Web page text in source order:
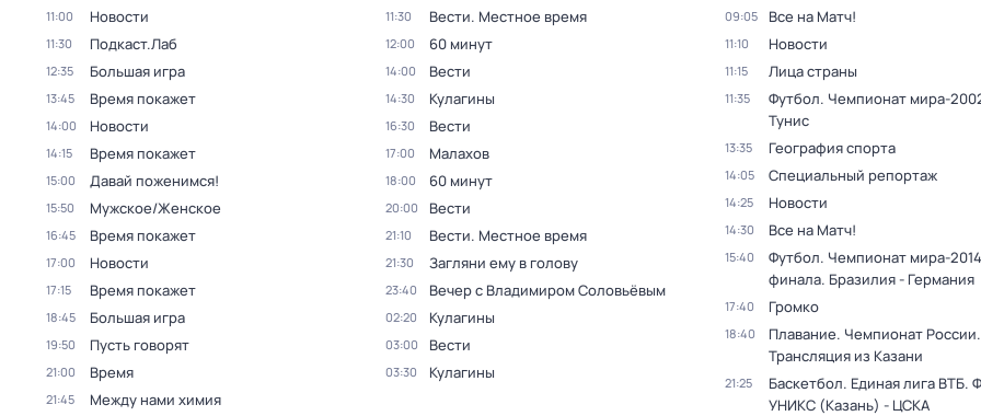
11:00 Новости
11:30 Подкаст.Лаб
12:35 Большая игра
13:45 Время покажет
14:00 Новости
14:15 Время покажет
15:00 Давай поженимся!
15:50 Мужское/Женское
16:45 Время покажет
17:00 Новости
17:15 Время покажет
18:45 Большая игра
19:50 Пусть говорят
21:00 Время
21:45 Между нами химия
11:30 Вести. Местное время
12:00 60 минут
14:00 Вести
14:30 Кулагины
16:30 Вести
17:00 Малахов
18:00 60 минут
20:00 Вести
21:10 Вести. Местное время
21:30 Загляни ему в голову
23:40 Вечер с Владимиром Соловьёвым
02:20 Кулагины
03:00 Вести
03:30 Кулагины
09:05 Все на Матч!
11:10 Новости
11:15 Лица страны
11:35
Футбол. Чемпионат мира-
Тунис
13:35 География спорта
14:05 Специальный репортаж
14:25 Новости
14:30 Все на Матч!
15:40
Футбол. Чемпионат мира-
финала. Бразилия - Германия
17:40 Громко
18:40
Плавание. Чемпионат России.
Трансляция из Казани
21:25
Баскетбол. Единая лига ВТБ.
УНИКС (Казань) - ЦСКА